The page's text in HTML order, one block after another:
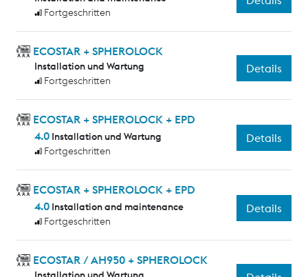
Fortgeschritten
ECOSTAR + SPHEROLOCK
Installation und Wartung
Fortgeschritten
Details
ECOSTAR + SPHEROLOCK + EPD
4.0 Installation und Wartung
Fortgeschritten
Details
ECOSTAR + SPHEROLOCK + EPD
4.0 Installation and maintenance
Fortgeschritten
Details
ECOSTAR / AH950 + SPHEROLOCK